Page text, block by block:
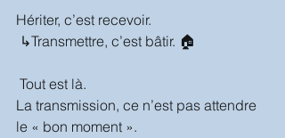
Hériter, c’est recevoir.
↳Transmettre, c’est bâtir. 🏠
Tout est là.
La transmission, ce n’est pas attendre
le « bon moment ».